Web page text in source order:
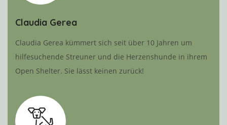
Claudia Gerea
Claudia Gerea kümmert sich seit über 10 Jahren um
hilfesuchende Streuner und die Herzenshunde in ihrem
Open Shelter. Sie lässt keinen zurück!